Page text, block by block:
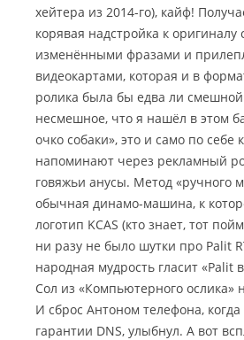
хейтера из 2014-го), кайф!
корявая надстройка к оригиналу
изменёнными фразами и
видеокартами, которая и в
ролика была бы едва ли
несмешное, что я нашёл в этом
очко собаки», это и само по
напоминают через рекламный
говяжьи анусы. Метод «ручного
обычная динамо-машина, к
логотип KCAS (кто знает, тот
ни разу не было шутки про Palit
народная мудрость гласит «Palit
Сол из «Компьютерного ослика»
И сброс Антоном телефона,
гарантии DNS, улыбнул. А вот